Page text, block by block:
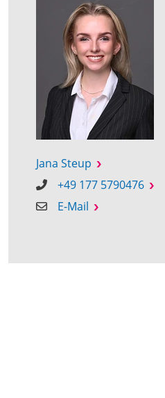
Jana Steup
+49 177 5790476
E-Mail